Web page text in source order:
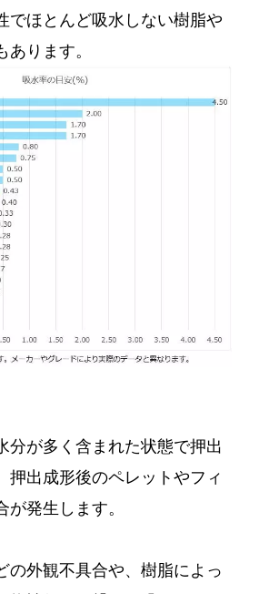
でほとんど吸水しない樹脂や
ります。
分が多く含まれた状態で押出
押出成形後のペレットやフィ
発生します。
の外観不具合や、樹脂によっ